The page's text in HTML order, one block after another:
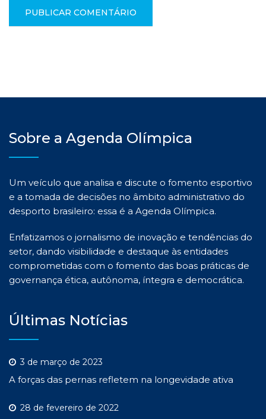
Sobre a Agenda Olímpica
Um veículo que analisa e discute o fomento esportivo
e a tomada de decisões no âmbito administrativo do
desporto brasileiro: essa é a Agenda Olímpica.
Enfatizamos o jornalismo de inovação e tendências do
setor, dando visibilidade e destaque às entidades
comprometidas com o fomento das boas práticas de
governança ética, autônoma, íntegra e democrática.
Últimas Notícias
3 de março de 2023
A forças das pernas refletem na longevidade ativa
28 de fevereiro de 2022